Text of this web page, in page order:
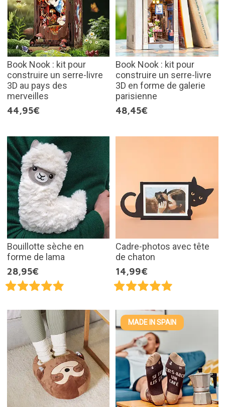
Book Nook : kit pour
construire un serre-livre
3D au pays des
merveilles
44,95€
Book Nook : kit pour
construire un serre-livre
3D en forme de galerie
parisienne
48,45€
Bouillotte sèche en
forme de lama
28,95€
Cadre-photos avec tête
de chaton
14,99€
MADE IN SPAIN